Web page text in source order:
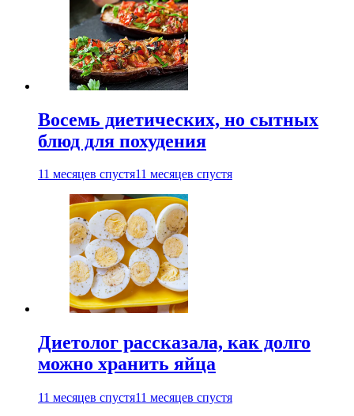
Восемь диетических, но сытных
блюд для похудения
11 месяцев спустя11 месяцев спустя
Диетолог рассказала, как долго
можно хранить яйца
11 месяцев спустя11 месяцев спустя